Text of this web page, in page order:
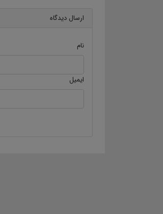
ارسال دیدگاه
نام
ایمیل